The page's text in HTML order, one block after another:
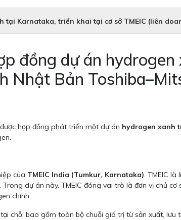
Karnataka, triển khai tại cơ sở TMEIC (liên
đồng dự án
Nhật Bản
hợp đồng phát triển một dự án hydrogen xanh
của TMEIC India (Tumkur, Karnataka). TMEIC là
dự án này, TMEIC đóng vai trò là đơn vị chủ
chính.
chỗ, bao gồm toàn bộ chuỗi giá trị từ sản xuất,